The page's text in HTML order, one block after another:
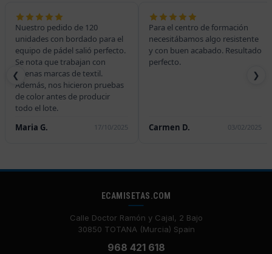
❮
Para el centro de formación
necesitábamos algo resistente
y con buen acabado. Resultado
perfecto.
Carmen D. 03/02/2025
Buena bolsa de tipo
promocional, el diseño en
serigrafía queda muy bien.
Pedro M. 23/02/2024
❯
ECAMISETAS.COM
Calle Doctor Ramón y Cajal, 2 Bajo
30850 TOTANA (Murcia) Spain
968 421 618